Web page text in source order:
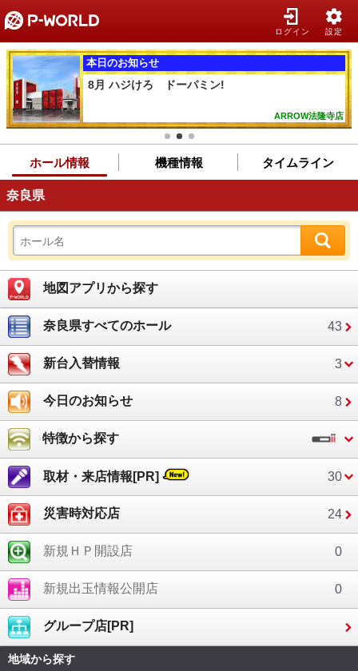
ログイン 設定
本日のお知らせ
8月 ハジけろ ドーパミン!
ARROW法隆寺店
ホール情報 機種情報 タイムライン
奈良県
地図アプリから探す
奈良県すべてのホール 43
新台入替情報 3
今日のお知らせ 8
特徴から探す
取材・来店情報[PR] 30
災害時対応店 24
新規ＨＰ開設店 0
新規出玉情報公開店 0
グループ店[PR]
地域から探す